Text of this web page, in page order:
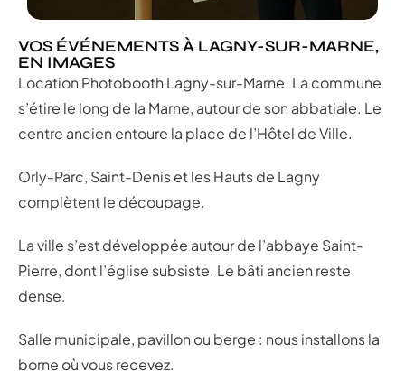
VOS ÉVÉNEMENTS À LAGNY-SUR-MARNE,
EN IMAGES
Location Photobooth Lagny-sur-Marne. La commune
s’étire le long de la Marne, autour de son abbatiale. Le
centre ancien entoure la place de l’Hôtel de Ville.
Orly-Parc, Saint-Denis et les Hauts de Lagny
complètent le découpage.
La ville s’est développée autour de l’abbaye Saint-
Pierre, dont l’église subsiste. Le bâti ancien reste
dense.
Salle municipale, pavillon ou berge : nous installons la
borne où vous recevez.